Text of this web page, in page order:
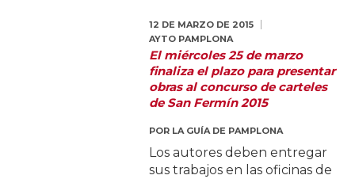
12 DE MARZO DE 2015
AYTO PAMPLONA
El miércoles 25 de marzo
finaliza el plazo para presentar
obras al concurso de carteles
de San Fermín 2015
POR LA GUÍA DE PAMPLONA
Los autores deben entregar
sus trabajos en las oficinas de